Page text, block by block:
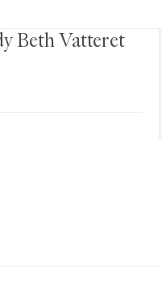
Beth Vatteret